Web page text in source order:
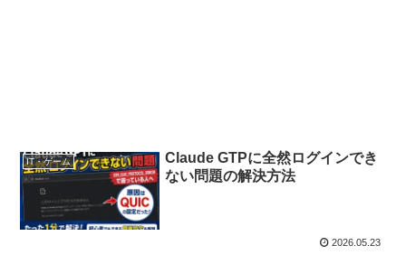
IT・ゲーム
Claude GTPに全然ログインでき
ない問題の解決方法
2026.05.23